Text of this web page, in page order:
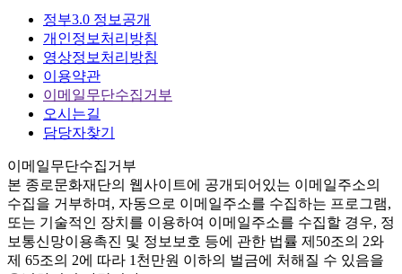
정부3.0 정보공개
개인정보처리방침
영상정보처리방침
이용약관
이메일무단수집거부
오시는길
담당자찾기
이메일무단수집거부
본 종로문화재단의 웹사이트에 공개되어있는 이메일주소의
수집을 거부하며, 자동으로 이메일주소를 수집하는 프로그램,
또는 기술적인 장치를 이용하여 이메일주소를 수집할 경우, 정
보통신망이용촉진 및 정보보호 등에 관한 법률 제50조의 2와
제 65조의 2에 따라 1천만원 이하의 벌금에 처해질 수 있음을